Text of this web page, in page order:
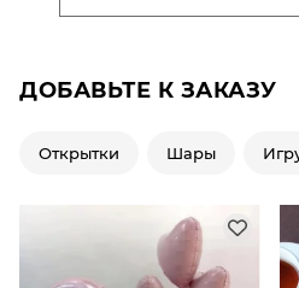
ДОБАВЬТЕ К ЗАКАЗУ
Открытки Шары